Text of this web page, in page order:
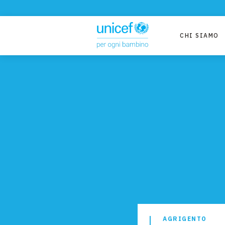
CHI SIAMO
AGRIGENTO